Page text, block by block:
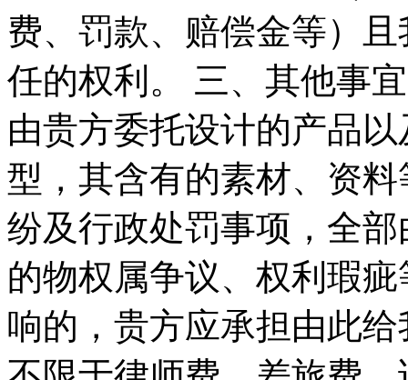
费、罚款、赔偿金等）
任的权利。 三、其他事
由贵方委托设计的产品
型，其含有的素材、资
纷及行政处罚事项，全
的物权属争议、权利瑕
响的，贵方应承担由此